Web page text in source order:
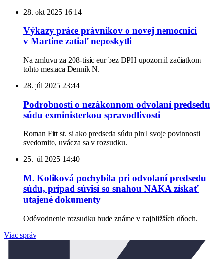
28. okt 2025 16:14
Výkazy práce právnikov o novej nemocnici
v Martine zatiaľ neposkytli
Na zmluvu za 208-tisíc eur bez DPH upozornil začiatkom
tohto mesiaca Denník N.
28. júl 2025 23:44
Podrobnosti o nezákonnom odvolaní predsedu
súdu exministerkou spravodlivosti
Roman Fitt st. si ako predseda súdu plnil svoje povinnosti
svedomito, uvádza sa v rozsudku.
25. júl 2025 14:40
M. Koliková pochybila pri odvolaní predsedu
súdu, prípad súvisí so snahou NAKA získať
utajené dokumenty
Odôvodnenie rozsudku bude známe v najbližších dňoch.
Viac správ